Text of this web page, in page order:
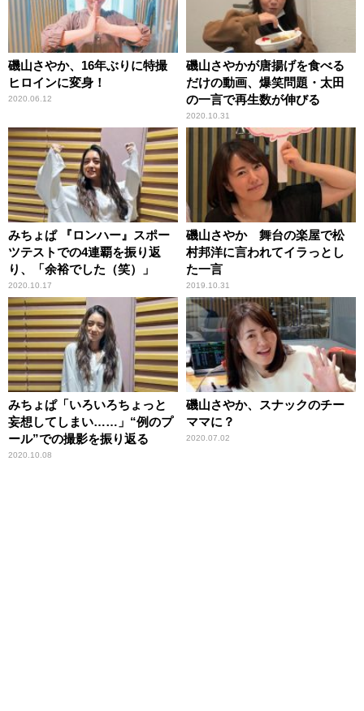
磯山さやか、16年ぶりに特撮
ヒロインに変身！
2020.06.12
磯山さやかが唐揚げを食べる
だけの動画、爆笑問題・太田
の一言で再生数が伸びる
2020.10.31
みちょぱ 『ロンハー』スポー
ツテストでの4連覇を振り返
り、「余裕でした（笑）」
2020.10.17
磯山さやか 舞台の楽屋で松
村邦洋に言われてイラっとし
た一言
2019.10.31
みちょぱ「いろいろちょっと
妄想してしまい……」“例のプ
ール”での撮影を振り返る
2020.10.08
磯山さやか、スナックのチー
ママに？
2020.07.02